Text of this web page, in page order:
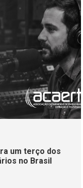
um terço dos
no Brasil